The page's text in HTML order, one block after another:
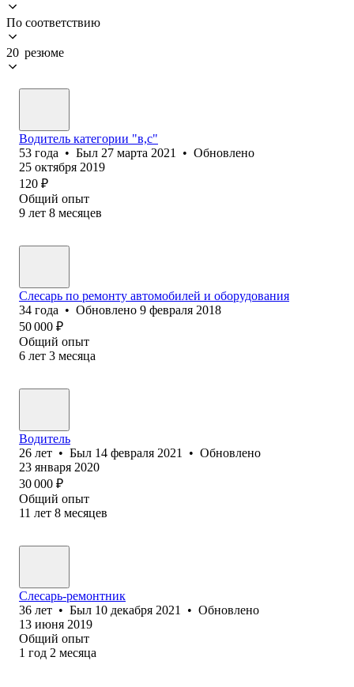
По соответствию
20 резюме
Водитель категории "в,с"
53 года • Был 27 марта 2021 • Обновлено
25 октября 2019
120 ₽
Общий опыт
9 лет 8 месяцев
Слесарь по ремонту автомобилей и оборудования
34 года • Обновлено 9 февраля 2018
50 000 ₽
Общий опыт
6 лет 3 месяца
Водитель
26 лет • Был 14 февраля 2021 • Обновлено
23 января 2020
30 000 ₽
Общий опыт
11 лет 8 месяцев
Слесарь-ремонтник
36 лет • Был 10 декабря 2021 • Обновлено
13 июня 2019
Общий опыт
1 год 2 месяца